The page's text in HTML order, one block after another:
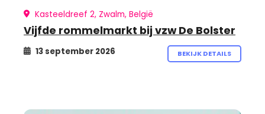
Kasteeldreef 2, Zwalm, België
Vijfde rommelmarkt bij vzw De Bolster
13 september 2026 BEKIJK DETAILS